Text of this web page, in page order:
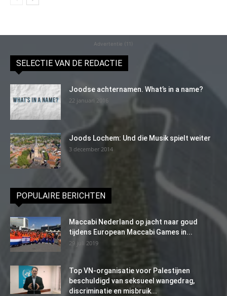
Advertentie (11)
SELECTIE VAN DE REDACTIE
Joodse achternamen. What’s in a name?
22 januari 2016
Joods Lochem: Und die Musik spielt weiter
3 december 2014
POPULAIRE BERICHTEN
Maccabi Nederland op jacht naar goud
tijdens European Maccabi Games in...
29 juli 2019
Top VN-organisatie voor Palestijnen
beschuldigd van seksueel wangedrag,
discriminatie en misbruik...